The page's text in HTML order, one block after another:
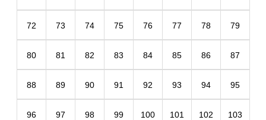
72 73 74 75 76 77 78 79
80 81 82 83 84 85 86 87
88 89 90 91 92 93 94 95
96 97 98 99 100 101 102 103